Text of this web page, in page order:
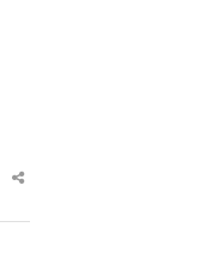
Share
post